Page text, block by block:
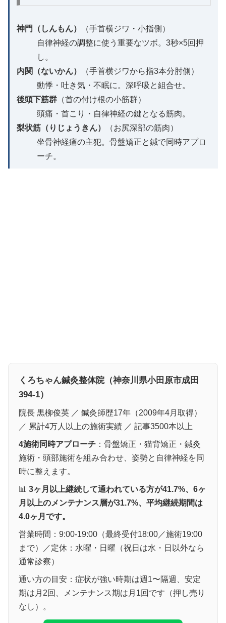
神門（しんもん）
（手首横ジワ・小指側）
自律神経の調整に使う重要なツボ。3秒×5回押
し。
内関（ないかん）
（手首横ジワから指3本分肘側）
動悸・吐き気・不眠に。深呼吸と組合せ。
後頭下筋群 （首の付け根の小筋群）
頭痛・首こり・自律神経の鍵となる筋肉。
梨状筋（りじょうきん）
（お尻深部の筋肉）
坐骨神経痛の主犯。骨盤矯正と鍼で同時アプロ
ーチ。
くろちゃん鍼灸整体院（神奈川県小田原市成田
394-1）
院長 黒柳俊英 ／ 鍼灸師歴17年（2009年4月取得）
／ 累計4万人以上の施術実績 ／ 記事3500本以上
4施術同時アプローチ ：骨盤矯正・猫背矯正・鍼灸
施術・頭部施術を組み合わせ、姿勢と自律神経を同
時に整えます。
📊 3ヶ月以上継続して通われている方が41.7%、6ヶ
月以上のメンテナンス層が31.7%、平均継続期間は
4.0ヶ月です。
営業時間：9:00-19:00（最終受付18:00／施術19:00
まで）／定休：水曜・日曜（祝日は水・日以外なら
通常診察）
通い方の目安：症状が強い時期は週1〜隔週、安定
期は月2回、メンテナンス期は月1回です（押し売り
なし）。